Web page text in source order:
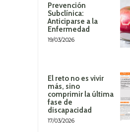
Prevención
Subclínica:
Anticiparse a la
Enfermedad
19/03/2026
El reto no es vivir
más, sino
comprimir la última
fase de
discapacidad
17/03/2026